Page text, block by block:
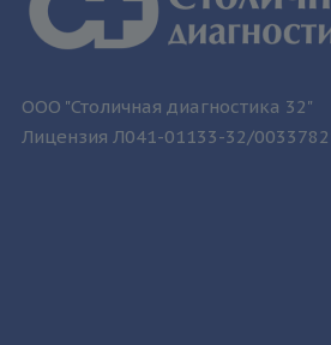
ООО "Столичная диагностика 32"
Лицензия Л041-01133-32/